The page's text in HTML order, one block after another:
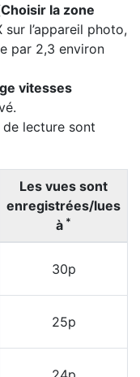
Choisir la zone
l’appareil photo,
par 2,3 environ
vitesses
de lecture sont
Les vues sont
enregistrées/lues
à *
30p
25p